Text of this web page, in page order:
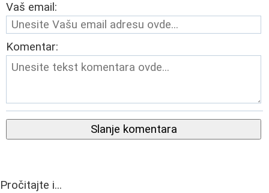
Vaš email:
Komentar:
Slanje komentara
Pročitajte i...